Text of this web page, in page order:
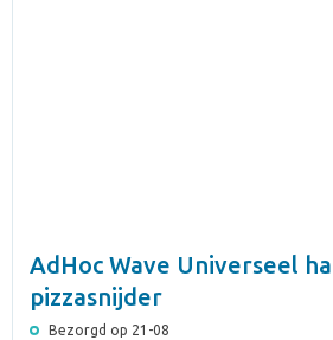
AdHoc Wave Universeel
pizzasnijder
Bezorgd op 21-08